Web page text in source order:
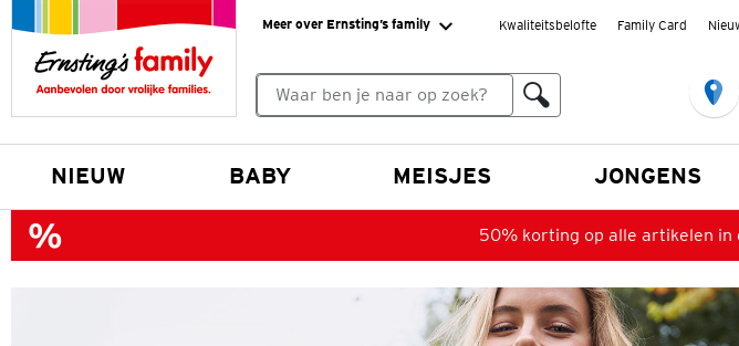
Meer over Ernsting’s family Kwaliteitsbelofte Family Card
NIEUW BABY MEISJES JONGENS
50% korting op alle artikelen in